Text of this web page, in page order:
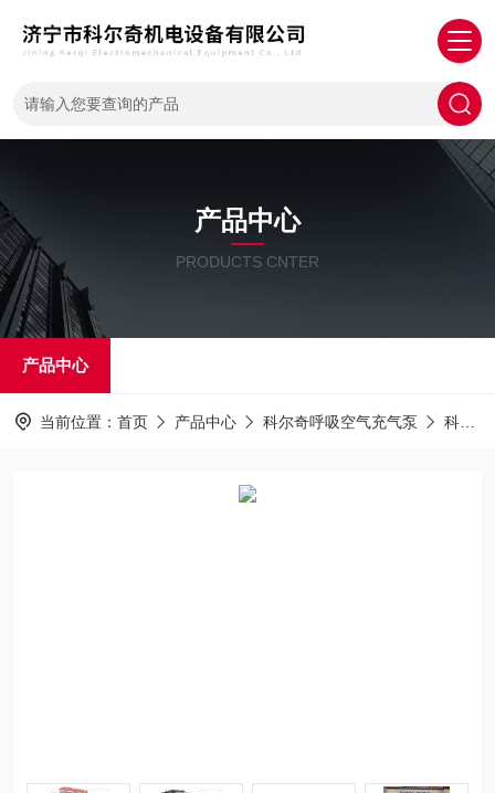
产品中心
PRODUCTS CNTER
产品中心
当前位置： 首页 产品中心 科尔奇呼吸空气充气泵 科尔奇空气填充泵